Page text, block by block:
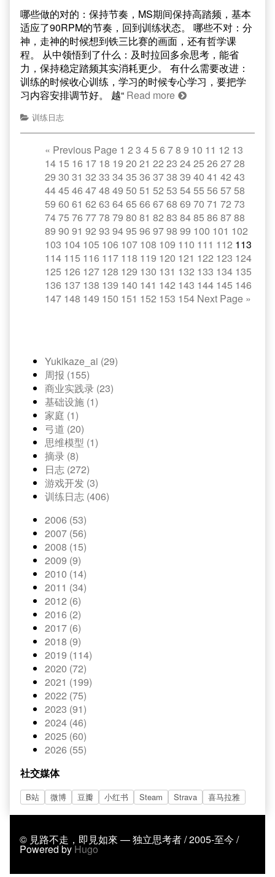
哪些做的对的：保持节奏，MS期间保持高踏频，基本
适应了90RPM的节奏，回到训练状态。 哪些不对：分
神，走神的时候想到铁三比赛的画面，还有哲学课
程。 从中领悟到了什么：及时拉回多余思考，能省
力，保持稳定踏频其实消耗更少。 有什么需要改进：
训练的时候收心训练，学习的时候专心学习，要把学
习内容安排调节好。 越“ Read more
训练日志
« Previous Page 1 2 3 45 6 78 9 10 11 12 13
14 15 16 17 18 19 20 21 22 23 2425 26 2728
29 30 31 32 33 3435 36 3738 39 40 41 42 43
4445 46 4748 49 50 51 52 53 5455 56 5758
59 60 61 62 63 6465 66 6768 69 70 71 72 73
7475 76 7778 79 80 81 82 83 8485 86 8788
89 90 91 92 93 9495 96 9798 99 100 101 102
103 104 105 106 107 108 109 110 111 112 113
114 115 116 117 118 119 120 121 122 123 124
125 126 127 128 129 130 131 132 133 134 135
136 137 138 139 140 141 142 143 144 145 146
147 148 149 150 151 152 153 154 Next Page »
Yukikaze_ai (29)
周报 (155)
商业实践录 (23)
基础设施 (1)
家庭 (1)
弓道 (20)
思维模型 (1)
摘录 (8)
日志 (272)
游戏开发 (3)
训练日志 (406)
2006 (53)
2007 (56)
2008 (15)
2009 (9)
2010 (14)
2011 (34)
2012 (6)
2016 (2)
2017 (6)
2018 (9)
2019 (114)
2020 (72)
2021 (199)
2022 (75)
2023 (91)
2024 (46)
2025 (60)
2026 (55)
社交媒体
B站 微博 豆瓣 小红书 Steam Strava 喜马拉雅
© 見路不走，即見如來 — 独立思考者 / 2005-至今 /
Powered byHugo